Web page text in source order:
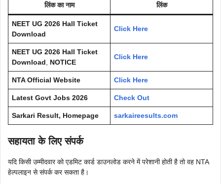
लिंक का नाम लिंक
NEET UG 2026 Hall Ticket
Download
Click Here
NEET UG 2026 Hall Ticket
Download
NOTICE
Click Here
NTAOfficial Website Click Here
Latest Govt Jobs 2026 Check Out
Sarkari Result, Homepage sarkaireesults.com
सहायता के लिए संपर्क
यदि किसी उम्मीदवार को एडमिट कार्ड डाउनलोड करने में परेशानी होती है तो वह NTA
हेल्पलाइन से संपर्क कर सकता है।